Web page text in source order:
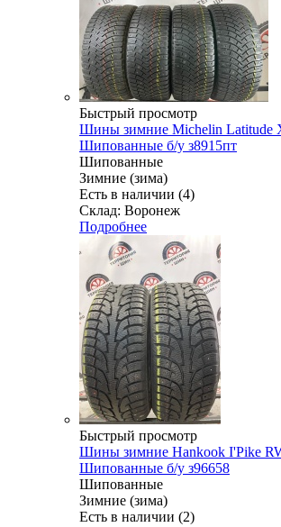
Быстрый просмотр
Шины зимние Michelin Latitude
Шипованные б/у з8915пт
Шипованные
Зимние (зима)
Есть в наличии (4)
Склад: Воронеж
Подробнее
Быстрый просмотр
Шины зимние Hankook I'Pike
Шипованные б/у з96658
Шипованные
Зимние (зима)
Есть в наличии (2)